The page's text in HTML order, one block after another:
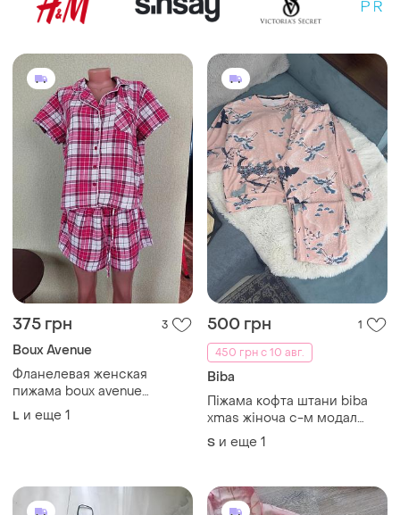
375 грн 3
Boux Avenue
Фланелевая женская
пижама boux avenue
комплект для сна и дома
L и еще 1
500 грн
1
450 грн с 10 авг.
Biba
Піжама кофта штани biba
xmas жіноча с-м модал
котон
S и еще 1